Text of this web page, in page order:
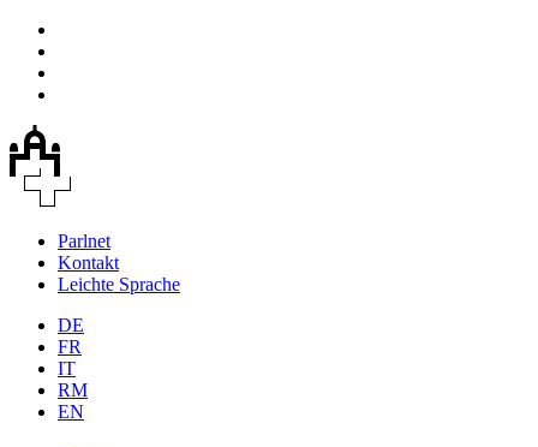
Parlnet
Kontakt
Leichte Sprache
DE
FR
IT
RM
EN